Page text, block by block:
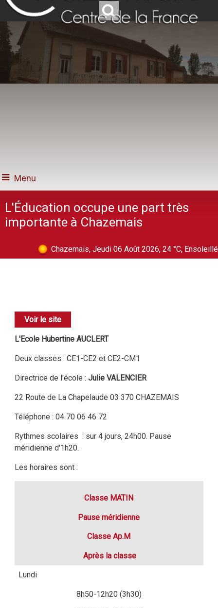
Menu
L'Éducation occupe une part très
importante à Chazemais
Chazemais, Jeudi 06 Août 2026, 24 °C, Ensoleillé
Voir le site
L'Ecole Hubertine AUCLERT
Deux classes : CE1-CE2 et CE2-CM1
Directrice de l'école :Julie VALENCIER
22 Route de La Chapelaude 03 370 CHAZEMAIS
Téléphone : 04 70 06 46 72
Rythmes scolaires : sur 4 jours, 24h00. Pause
méridienne d'1h20.
Les horaires sont :
Classe MATIN
Pause méridienne
Classe Ap.M
Après la classe
Lundi
8h50-12h20 (3h30)